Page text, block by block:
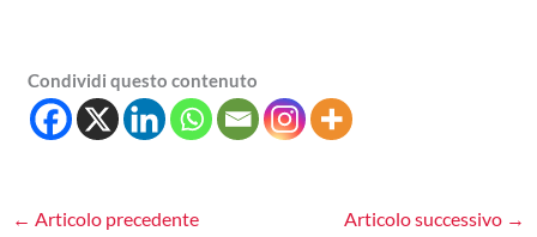
Condividi questo contenuto
← Articolo precedente Articolo successivo →